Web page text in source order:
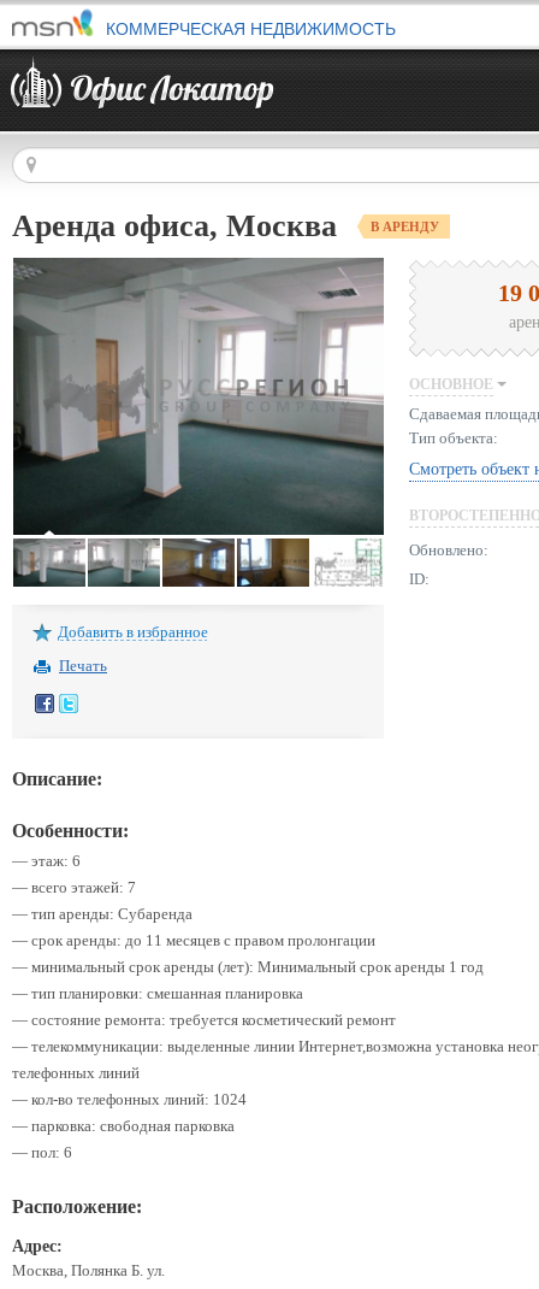
КОММЕРЧЕСКАЯ НЕДВИЖИМОСТЬ
Аренда офиса, Москва В АРЕНДУ
Добавить в избранное
Печать
19
ОСНОВНОЕ
Сдаваемая
Тип объекта:
Смотреть объект
Обновлено:
ID:
Описание:
Особенности:
— этаж: 6
— всего этажей: 7
— тип аренды: Субаренда
— срок аренды: до 11 месяцев с правом пролонгации
— минимальный срок аренды (лет): Минимальный срок аренды 1 год
— тип планировки: смешанная планировка
— состояние ремонта: требуется косметический ремонт
— телекоммуникации: выделенные линии Интернет,возможна установка
телефонных линий
— кол-во телефонных линий: 1024
— парковка: свободная парковка
— пол: 6
Расположение:
Адрес:
Москва, Полянка Б. ул.